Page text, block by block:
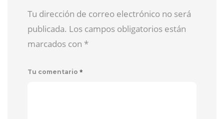
Tu dirección de correo electrónico no será
publicada. Los campos obligatorios están
marcados con *
Tu comentario *